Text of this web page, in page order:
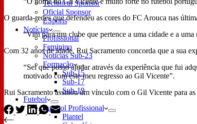
Technical Sponsor
Oficial Sponsor
ESports
Notícias
Profissional
Feminino
Notícias Sub-23
Formação
Sub-15
Sub-17
Sub-19
Futebol
Futebol Profissional
Plantel
O guarda-redes que defendeu as cores do FC Arouca nas
“Vim para um clube que pertence a uma cidade e a
Com 32 anos de idade, Rui Sacramento concorda que a sua
“Sei que posso ajudar através da experiência que fui
motivado com este meu regresso ao Gil Vicente”.
Rui Sacramento assinou um vínculo com o Gil Vicente para